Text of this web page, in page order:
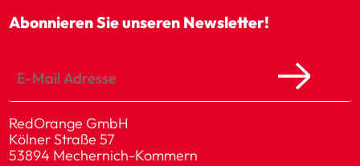
Abonnieren Sie unseren Newsletter!
RedOrange GmbH
Kölner Straße 57
53894 Mechernich-Kommern